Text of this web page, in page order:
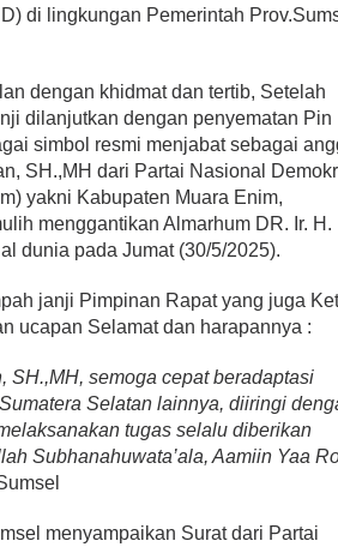
di lingkungan Pemerintah
dengan khidmat dan tertib, Setelah
dilanjutkan dengan penyematan Pin
simbol resmi menjabat sebagai
SH.,MH dari Partai Nasional
yakni Kabupaten Muara Enim,
menggantikan Almarhum DR. Ir. H.
dunia pada Jumat (30/5/2025).
janji Pimpinan Rapat yang juga
ucapan Selamat dan harapannya :
SH.,MH, semoga cepat beradaptasi
Selatan lainnya, diiringi
tugas selalu diberikan
Subhanahuwata’ala, Aamiin Yaa
menyampaikan Surat dari Partai